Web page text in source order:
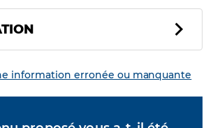
information erronée ou manquante